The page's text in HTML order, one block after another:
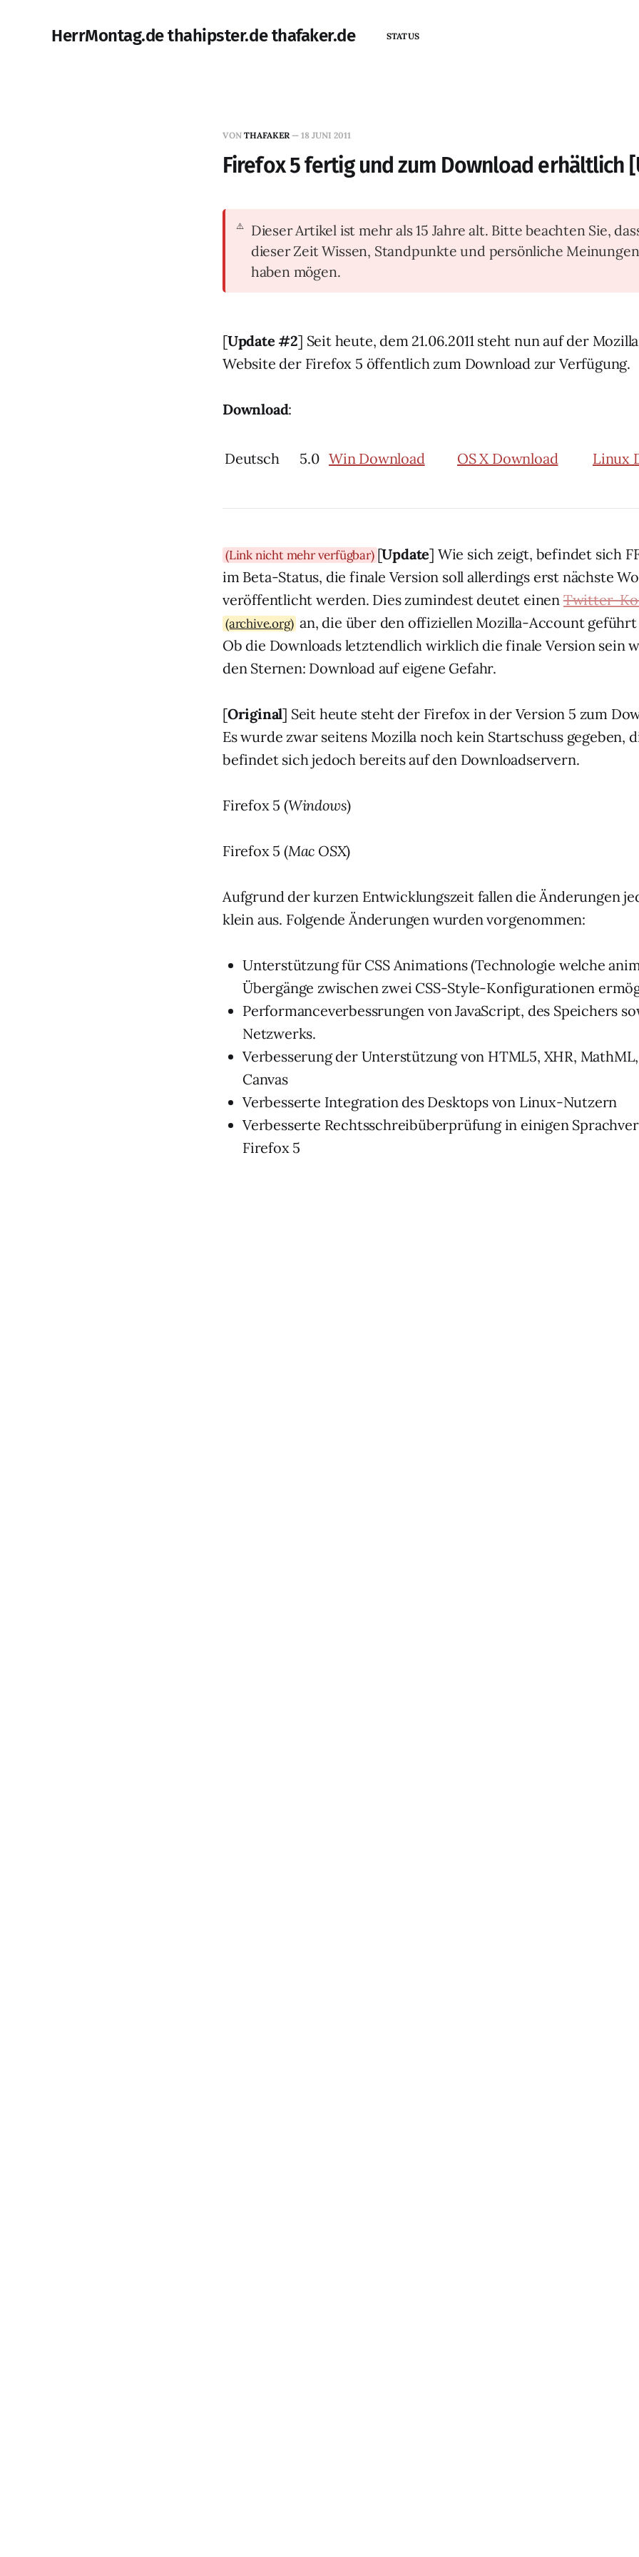
HerrMontag.de thahipster.de thafaker.de STATUS
VON THAFAKER — 18 JUNI 2011
Firefox 5 fertig und zum Download erhältlich
Dieser Artikel ist mehr als 15 Jahre alt. Bitte beachten Sie,
dieser Zeit Wissen, Standpunkte und persönliche
haben mögen.
[Update #2] Seit heute, dem 21.06.2011 steht nun auf der
Website der Firefox 5 öffentlich zum Download zur Verfügung.
Download:
Deutsch 5.0 Win Download OS X Download Linux
(Link nicht mehr verfügbar)[Update] Wie sich zeigt, befindet sich
im Beta-Status, die finale Version soll allerdings erst nächste
veröffentlicht werden. Dies zumindest deutet einen Twitter-
(archive.org) an, die über den offiziellen Mozilla-Account
Ob die Downloads letztendlich wirklich die finale Version sein
den Sternen: Download auf eigene Gefahr.
[Original] Seit heute steht der Firefox in der Version 5 zum
Es wurde zwar seitens Mozilla noch kein Startschuss gegeben,
befindet sich jedoch bereits auf den Downloadservern.
Firefox 5 (Windows)
Firefox 5 (Mac OSX)
Aufgrund der kurzen Entwicklungszeit fallen die Änderungen
klein aus. Folgende Änderungen wurden vorgenommen:
Unterstützung für CSS Animations (Technologie welche
Übergänge zwischen zwei CSS-Style-Konfigurationen
Performanceverbessrungen von JavaScript, des Speichers
Netzwerks.
Verbesserung der Unterstützung von HTML5, XHR,
Canvas
Verbesserte Integration des Desktops von Linux-Nutzern
Verbesserte Rechtsschreibüberprüfung in einigen
Firefox 5